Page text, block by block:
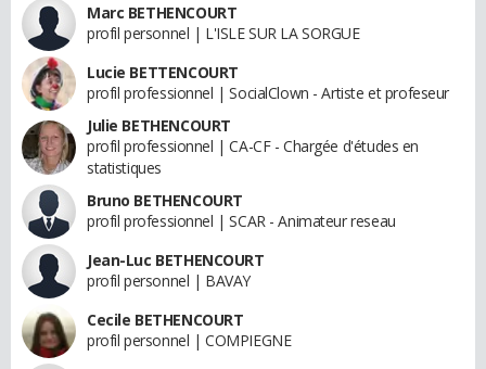
Marc BETHENCOURT
profil personnel | L'ISLE SUR LA SORGUE
Lucie BETTENCOURT
profil professionnel | SocialClown - Artiste et profeseur
Julie BETHENCOURT
profil professionnel | CA-CF - Chargée d'études en
statistiques
Bruno BETHENCOURT
profil professionnel | SCAR - Animateur reseau
Jean-Luc BETHENCOURT
profil personnel | BAVAY
Cecile BETHENCOURT
profil personnel | COMPIEGNE